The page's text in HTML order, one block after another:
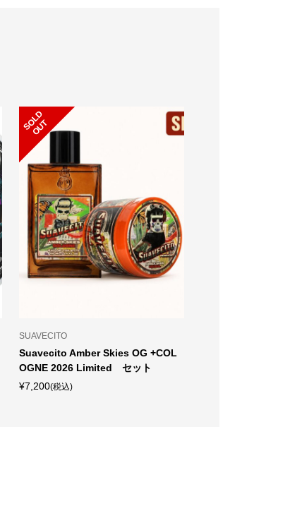
S
O
L
D
O
U
T
SUAVECITO
Suavecito Amber Skies OG +COL
OGNE 2026 Limited セット
¥7,200(税込)